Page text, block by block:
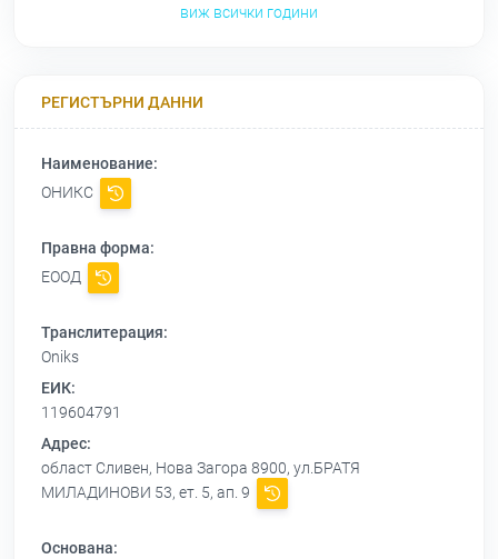
виж всички години
РЕГИСТЪРНИ ДАННИ
Наименование:
ОНИКС
Правна форма:
ЕООД
Транслитерация:
Oniks
ЕИК:
119604791
Адрес:
област Сливен, Нова Загора 8900, ул.БРАТЯ
МИЛАДИНОВИ 53, ет. 5, ап. 9
Основана: